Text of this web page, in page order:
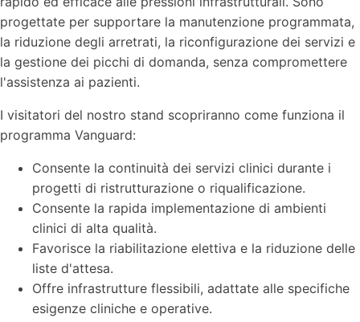
progettate per supportare la manutenzione programmata,
la riduzione degli arretrati, la riconfigurazione dei servizi e
la gestione dei picchi di domanda, senza compromettere
l'assistenza ai pazienti.
I visitatori del nostro stand scopriranno come funziona il
programma Vanguard:
Consente la continuità dei servizi clinici durante i
progetti di ristrutturazione o riqualificazione.
Consente la rapida implementazione di ambienti
clinici di alta qualità.
Favorisce la riabilitazione elettiva e la riduzione delle
liste d'attesa.
Offre infrastrutture flessibili, adattate alle specifiche
esigenze cliniche e operative.